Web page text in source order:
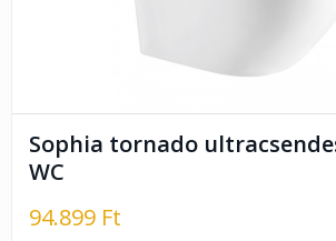
Sophia tornado
WC
94.899 Ft